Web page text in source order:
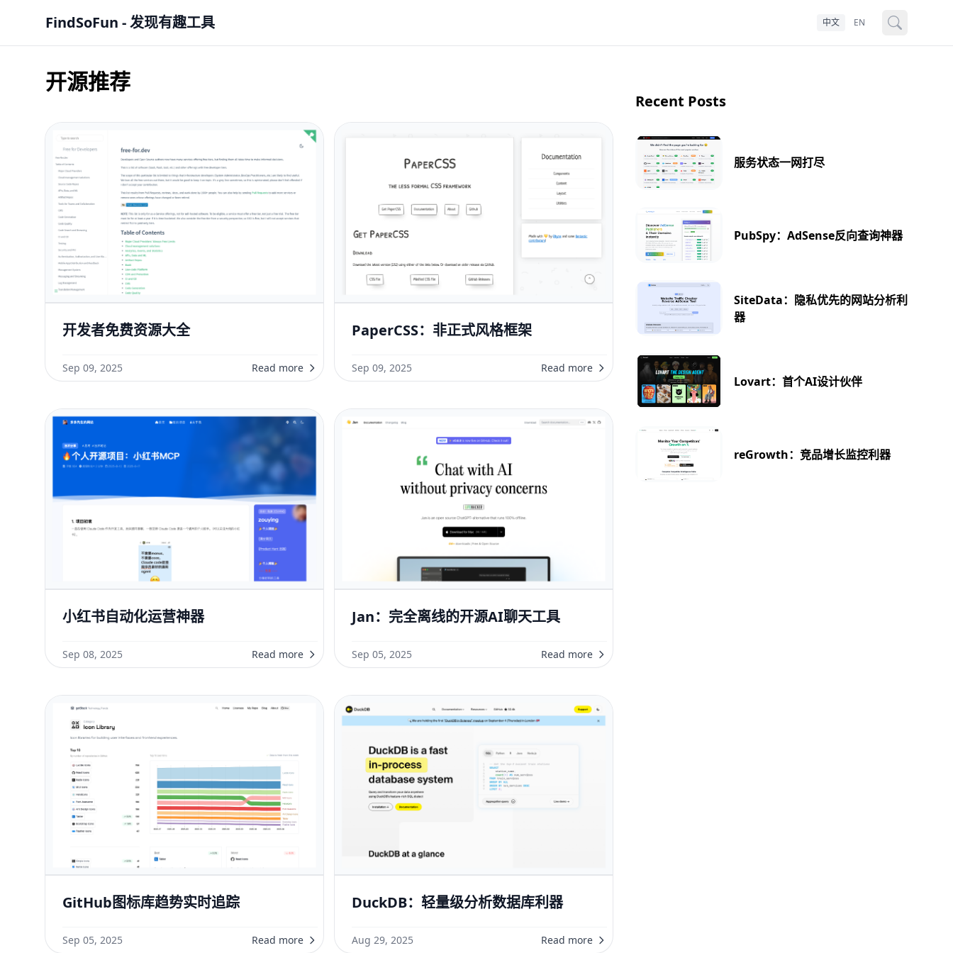
FindSoFun - 发现有趣工具 中文 EN
开源推荐
开发者免费资源大全
Sep 09, 2025 Read more
PaperCSS：非正式风格框架
Sep 09, 2025 Read more
小红书自动化运营神器
Sep 08, 2025 Read more
Jan：完全离线的开源AI聊天工具
Sep 05, 2025 Read more
GitHub图标库趋势实时追踪
Sep 05, 2025 Read more
DuckDB：轻量级分析数据库利器
Aug 29, 2025 Read more
Recent Posts
服务状态一网打尽
PubSpy：AdSense反向查询神器
SiteData：隐私优先的网站分析利
器
Lovart：首个AI设计伙伴
reGrowth：竞品增长监控利器